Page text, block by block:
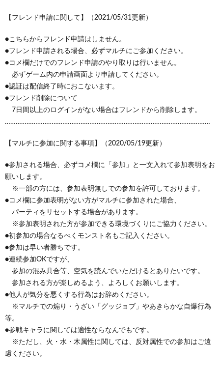
【フレンド申請に関して】（2021/05/31更新）
●こちらからフレンド申請はしません。
●フレンド申請される場合、必ずマルチにご参加ください。
●コメ欄だけでのフレンド申請のやり取りは行いません。
必ずゲーム内の申請画面より申請してください。
●認証は配信終了時におこないます。
●フレンド削除について
7日間以上のログインがない場合はフレンドから削除します。
……………………………………………………………………………………………………
【マルチに参加に関する事項】（2020/05/19更新）
●参加される場合、必ずコメ欄に「参加」と一文入れて参加表明をお
願いします。
※一部の方には、参加表明無しでの参加を許可しております。
●コメ欄に参加表明がない方がマルチに参加された場合、
パーティをリセットする場合があります。
※参加表明された方が参加できる環境づくりにご協力ください。
●初参加の場合なるべくモンスト名もご記入ください。
●参加は早い者勝ちです。
●連続参加OKですが、
参加の混み具合等、空気を読んでいただけるとありたいです。
参加される方が楽しめるよう、よろしくお願いします。
●他人が気分を悪くする行為はお辞めください。
※マルチでの煽り・うざい「グッジョブ」やあきらかな自爆行為
等。
●参戦キャラに関しては適性ならなんでもです。
※ただし、火・水・木属性に関しては、反対属性での参加はご遠
慮ください。